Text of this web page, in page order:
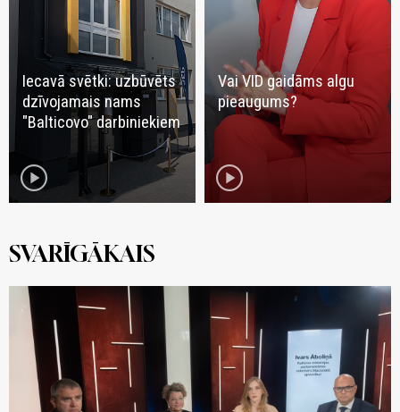
Iecavā svētki: uzbūvēts
dzīvojamais nams
"Balticovo" darbiniekiem
play_circle
Vai VID gaidāms algu
pieaugums?
play_circle
SVARĪGĀKAIS